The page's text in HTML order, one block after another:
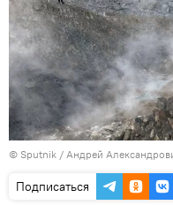
© Sputnik / Андрей
Подписаться